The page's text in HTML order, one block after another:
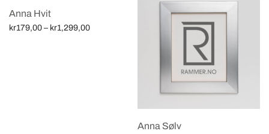
kr1,299,00
Anna Hvit
kr179,00 – kr1,299,00Price
Anna Sølv